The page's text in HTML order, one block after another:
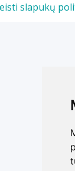
slapukų